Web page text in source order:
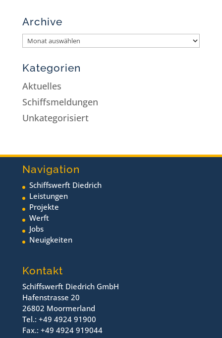
Archive
Kategorien
Aktuelles
Schiffsmeldungen
Unkategorisiert
Navigation
Schiffswerft Diedrich
Leistungen
Projekte
Werft
Jobs
Neuigkeiten
Kontakt
Schiffswerft Diedrich GmbH
Hafenstrasse 20
26802 Moormerland
Tel.: +49 4924 91900
Fax.: +49 4924 919044